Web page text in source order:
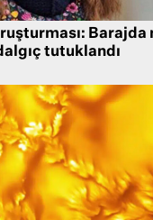
Barajda
tutuklandı